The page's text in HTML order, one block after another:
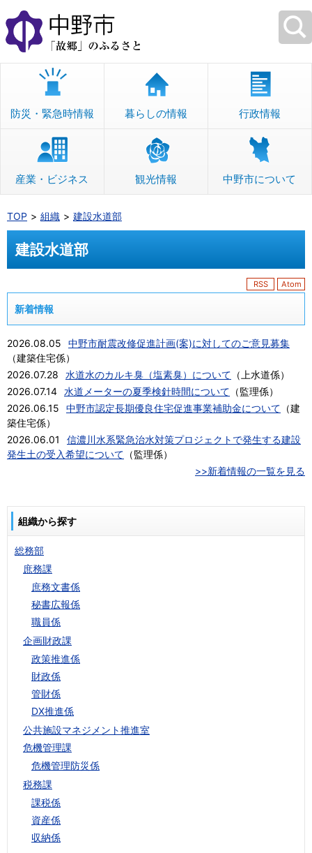
本
文
へ
移
防災・緊急時情報 暮らしの情報 行政情報
産業・ビジネス 観光情報 中野市について
TOP 組織 建設水道部
建設水道部
RSS Atom
新着情報
2026.08.05
中野市耐震改修促進計画(案)に対してのご意見募集
（建築住宅係）
2026.07.28
水道水のカルキ臭（塩素臭）について （ 上水道係）
2026.07.14 水道メーターの夏季検針時間について （監理係）
2026.06.15
中野市認定長期優良住宅促進事業補助金について （建
築住宅係）
2026.06.01
信濃川水系緊急治水対策プロジェクトで発生する建設
発生土の受入希望について （監理係）
>>新着情報の一覧を見る
組織から探す
総務部
庶務課
庶務文書係
秘書広報係
職員係
企画財政課
政策推進係
財政係
管財係
DX推進係
公共施設マネジメント推進室
危機管理課
危機管理防災係
税務課
課税係
資産係
収納係